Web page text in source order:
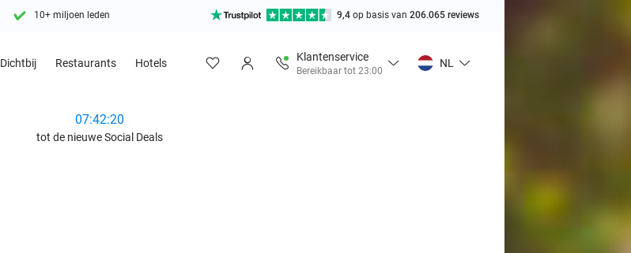
10+ miljoen leden 9,4 op basis van 206.065 reviews
Dichtbij Restaurants Hotels
Klantenservice
Bereikbaar tot 23:00
NL
07:42:18
tot de nieuwe Social Deals